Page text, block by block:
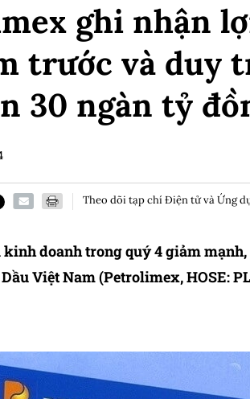
ghi nhận
trước và duy
30 ngàn tỷ
Theo dõi tạp chí Điện tử và Ứng
kinh doanh trong quý 4 giảm
Việt Nam (Petrolimex, HOSE: